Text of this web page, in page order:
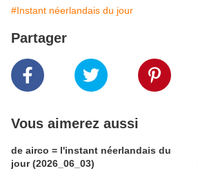
#Instant néerlandais du jour
Partager
Vous aimerez aussi
de airco = l'instant néerlandais du
jour (2026_06_03)